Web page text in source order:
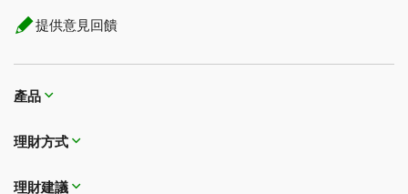
提供意見回饋
產品
理財方式​​​​​​​
理財建議